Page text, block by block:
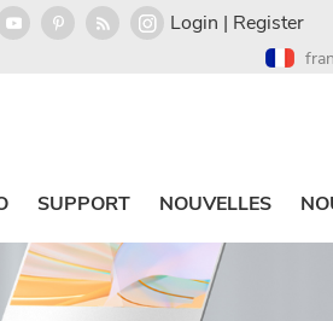
Login | Register
SUPPORT NOUVELLES